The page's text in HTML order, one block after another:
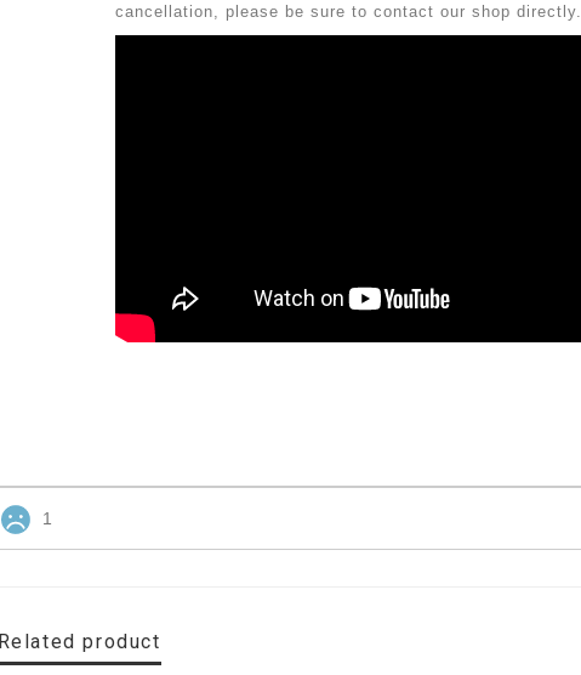
cancellation, please be sure to contact our shop directly.
1
Related product